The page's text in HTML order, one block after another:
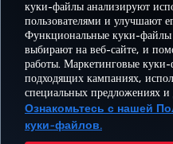
куки-файлы анализируют
пользователями и улучшают
Функциональные куки-файлы
выбирают на веб-сайте, и
работы. Маркетинговые
подходящих кампаниях,
специальных предложениях
Ознакомьтесь с нашей
куки-файлов.
Facebook
Twitter
БРОНИРУЙТЕ И
УПРАВЛЯЙТЕ
БРОНИРОВАНИЕМ
ВПЕЧАТЛЕНИЕ